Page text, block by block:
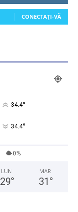
CONECTAȚI-VĂ
34.4°
34.4°
0%
LUN
29°
MAR
31 °